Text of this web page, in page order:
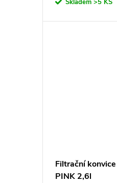
Skladem >5 KS
Filtrační
PINK 2,6l